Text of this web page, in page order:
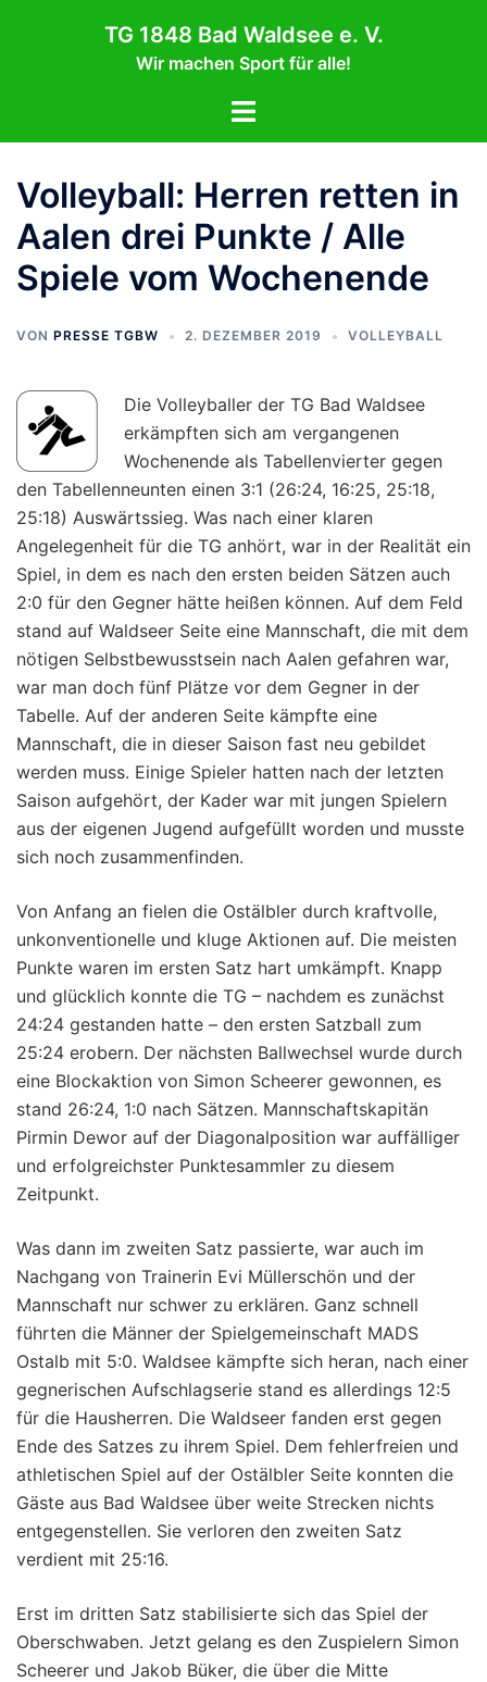
TG 1848 Bad Waldsee e. V.
Wir machen Sport für alle!
Menü
Volleyball: Herren retten in
Aalen drei Punkte / Alle
Spiele vom Wochenende
VON PRESSE TGBW 2. DEZEMBER 2019 VOLLEYBALL
Die Volleyballer der TG Bad Waldsee
erkämpften sich am vergangenen
Wochenende als Tabellenvierter gegen
den Tabellenneunten einen 3:1 (26:24, 16:25, 25:18,
25:18) Auswärtssieg. Was nach einer klaren
Angelegenheit für die TG anhört, war in der Realität ein
Spiel, in dem es nach den ersten beiden Sätzen auch
2:0 für den Gegner hätte heißen können. Auf dem Feld
stand auf Waldseer Seite eine Mannschaft, die mit dem
nötigen Selbstbewusstsein nach Aalen gefahren war,
war man doch fünf Plätze vor dem Gegner in der
Tabelle. Auf der anderen Seite kämpfte eine
Mannschaft, die in dieser Saison fast neu gebildet
werden muss. Einige Spieler hatten nach der letzten
Saison aufgehört, der Kader war mit jungen Spielern
aus der eigenen Jugend aufgefüllt worden und musste
sich noch zusammenfinden.
Von Anfang an fielen die Ostälbler durch kraftvolle,
unkonventionelle und kluge Aktionen auf. Die meisten
Punkte waren im ersten Satz hart umkämpft. Knapp
und glücklich konnte die TG – nachdem es zunächst
24:24 gestanden hatte – den ersten Satzball zum
25:24 erobern. Der nächsten Ballwechsel wurde durch
eine Blockaktion von Simon Scheerer gewonnen, es
stand 26:24, 1:0 nach Sätzen. Mannschaftskapitän
Pirmin Dewor auf der Diagonalposition war auffälliger
und erfolgreichster Punktesammler zu diesem
Zeitpunkt.
Was dann im zweiten Satz passierte, war auch im
Nachgang von Trainerin Evi Müllerschön und der
Mannschaft nur schwer zu erklären. Ganz schnell
führten die Männer der Spielgemeinschaft MADS
Ostalb mit 5:0. Waldsee kämpfte sich heran, nach einer
gegnerischen Aufschlagserie stand es allerdings 12:5
für die Hausherren. Die Waldseer fanden erst gegen
Ende des Satzes zu ihrem Spiel. Dem fehlerfreien und
athletischen Spiel auf der Ostälbler Seite konnten die
Gäste aus Bad Waldsee über weite Strecken nichts
entgegenstellen. Sie verloren den zweiten Satz
verdient mit 25:16.
Erst im dritten Satz stabilisierte sich das Spiel der
Oberschwaben. Jetzt gelang es den Zuspielern Simon
Scheerer und Jakob Büker, die über die Mitte